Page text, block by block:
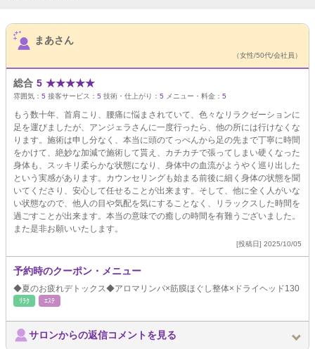
サロンPick Up
まあさん
（女性/50代/会社員）
総合 5 ★★★★★
雰囲気： 5 接客サービス： 5 技術・仕上がり： 5 メニュー・料金： 5
もう数十年、首肩こり、腰痛に悩まされていて、色々なリラクゼーションに
足を運びましたが、アンジェラさんに一度行ったら、他の所には行けなくな
ります。施術は申し分なく、本当に頭のてっぺんから足の先まで丁寧に時間
をかけて、絶妙な加減で施術して貰え、カチカチで張ってしまい硬くなった
身体も、スッキリ柔らかな状態になり、身体中の血流がようやく巡り出した
という実感があります。カウンセリングも始まる前後に細く身体の状態を聞
いてくださり、安心して任せることが出来ます。そして、他に全く人がいな
い状態なので、他人の目や気配を気にすることなく、リラックスした時間を
過ごすことが出来ます。本当の意味での癒しの時間を有難うございました。
また是非お願いいたします。
[投稿日] 2025/10/05
予約時のクーポン・メニュー
◆夏のお疲れデトックス◆アロマリンパ×筋膜ほぐし整体×ドライヘッド130
ﾘﾗｸ ｴｽﾃ
サロンからの返信コメントを見る